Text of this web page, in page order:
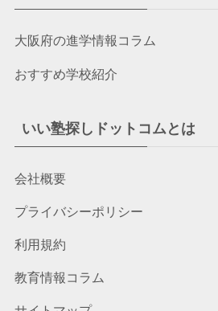
大阪府の進学情報コラム
おすすめ学校紹介
いい塾探しドットコムとは
会社概要
プライバシーポリシー
利用規約
教育情報コラム